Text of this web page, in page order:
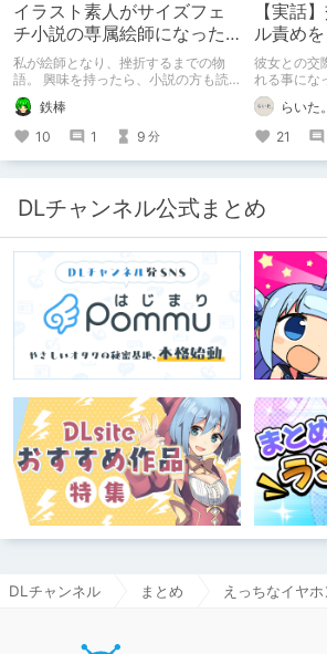
イラスト素人がサイズフェ
チ小説の専属絵師になった
お話
私が絵師となり、挫折するまでの物
語。 興味を持ったら、小説の方も読
んで欲しいなって感じ 私の絵を使っ
てくれてる小説書きさんのページＵＲ
Ｌ
https://www.pixiv.net/users/341489
73/novels?p=1
鉄棒
10
1 9 分
【実話
ル責め
バン】
彼女との交
れる事にな
た。のエチ
ル】 らいた。
21
DLチャンネル公式まとめ
DLチャンネル まとめ えっちなイヤ